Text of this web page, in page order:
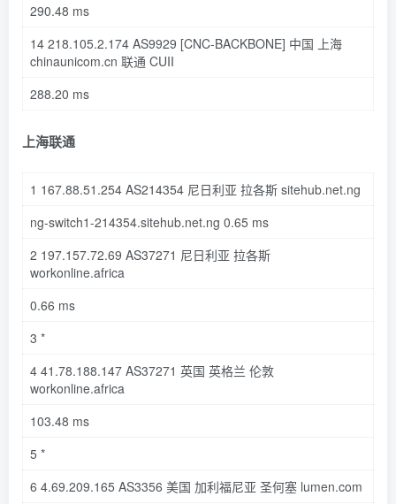
290.48 ms
14 218.105.2.174 AS9929 [CNC-BACKBONE] 中国 上海
chinaunicom.cn 联通 CUII
288.20 ms
上海联通
1 167.88.51 .254 AS214354 尼日利亚 拉各斯 sitehub.net.ng
ng-switch1-214354.sitehub.net.ng 0.65 ms
2 197.157.72.69 AS37271 尼日利亚 拉各斯
workonline.africa
0.66 ms
3 *
4 41 .78.188.147 AS37271 英国 英格兰 伦敦
workonline.africa
103.48 ms
5 *
6 4.69.209.165 AS3356 美国 加利福尼亚 圣何塞 lumen.com